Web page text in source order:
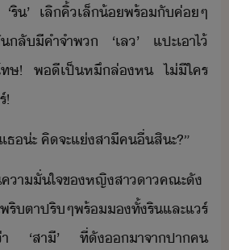
​‘​ริ​’​ ​เลิ​คิ้​เล็้​พร้ั​ค่ๆ​
ลั​ีคำ​จำพ​ ​‘​เล​’​ ​แปะ​เาไ้​
ษ​!​ ​พี​เป็​หึ​ล่ห​ ​ไ่ีใคร​
​!
ธ​่ะ​ ​คิ​จะ​แ่​สาี​คื่​สิะ​?​”
าั่ใจ​ข​หญิสา​า​คณะ​ั​
ตา​ปริๆ​พร้​​ทั้​ริ​และ​แร์​
​‘​สาี​’​ ​ที่​ั​า​จา​ปา​ค​